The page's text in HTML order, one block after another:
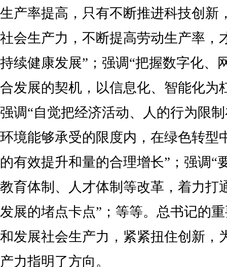
生产率提高，只有不断推进科技创新
社会生产力，不断提高劳动生产率，
持续健康发展”；强调“把握数字化、
合发展的契机，以信息化、智能化为
强调“自觉把经济活动、人的行为限
环境能够承受的限度内，在绿色转型
的有效提升和量的合理增长”；强调“
教育体制、人才体制等改革，着力打
发展的堵点卡点”；等等。总书记的
和发展社会生产力，紧紧扭住创新，
产力指明了方向。